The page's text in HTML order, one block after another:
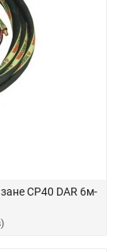
CP40 DAR 6м-